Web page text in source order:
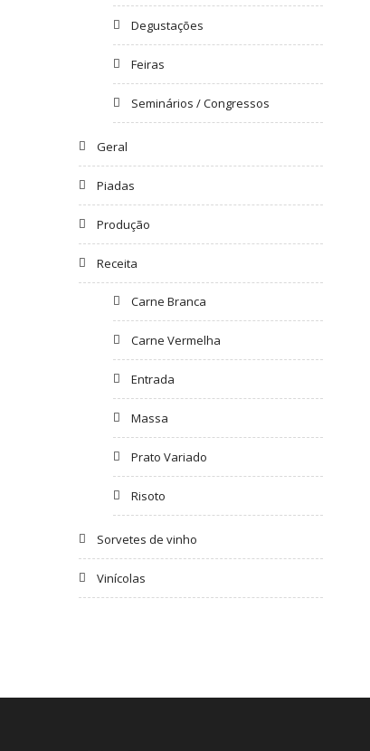
Degustações
Feiras
Seminários / Congressos
Geral
Piadas
Produção
Receita
Carne Branca
Carne Vermelha
Entrada
Massa
Prato Variado
Risoto
Sorvetes de vinho
Vinícolas